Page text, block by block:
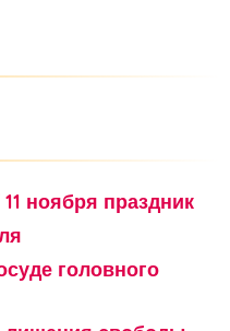
11 ноября праздник
головного